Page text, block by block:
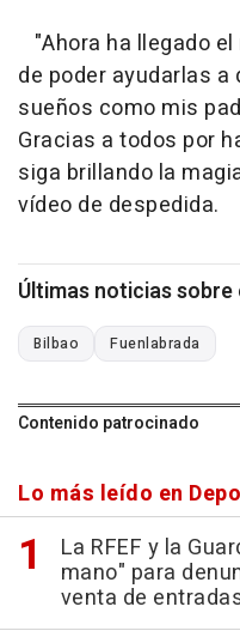
"Ahora ha llegado
de poder ayudarlas
sueños como mis
Gracias a todos por
siga brillando la
vídeo de despedida.
Últimas noticias
Bilbao Fuenlabrada
Contenido patrocinado
Lo más leído en
La RFEF y la
mano" para
venta de